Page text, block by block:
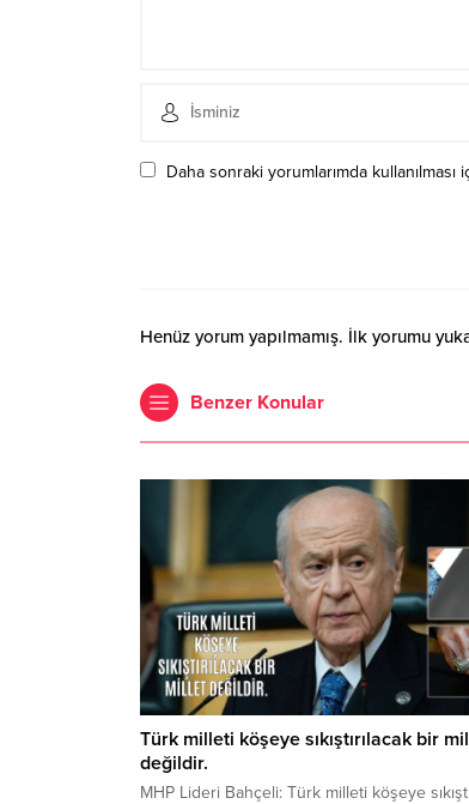
Daha sonraki yorumlarımda
Henüz yorum yapılmamış. İlk yorumu
Benzer Konular
Türk milleti köşeye sıkıştırılacak bir
değildir.
MHP Lideri Bahçeli: Türk milleti köşeye